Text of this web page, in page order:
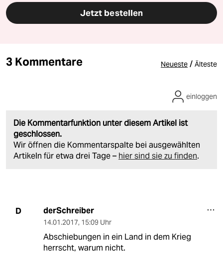
Jetzt bestellen
3 Kommentare Neueste / Älteste
Die Kommentarfunktion unter diesem Artikel ist
geschlossen.
Wir öffnen die Kommentarspalte bei ausgewählten
Artikeln für etwa drei Tage – hier sind sie zu finden.
einloggen
D derSchreiber
14.01.2017, 15:09 Uhr
Abschiebungen in ein Land in dem Krieg
herrscht, warum nicht.